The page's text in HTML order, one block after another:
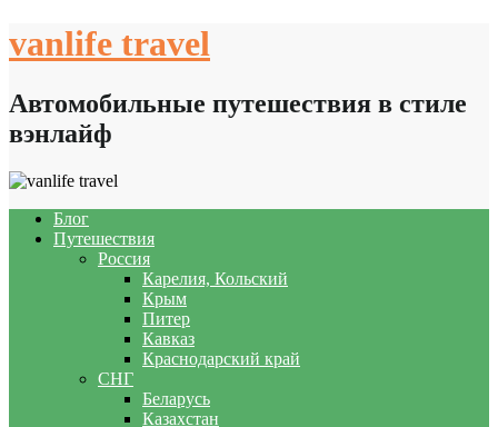
to
vanlife travel
Автомобильные путешествия в стиле
вэнлайф
Блог
Путешествия
Россия
Карелия, Кольский
Крым
Питер
Кавказ
Краснодарский край
СНГ
Беларусь
Казахстан